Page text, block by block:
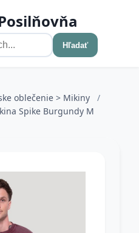
Hľadať
oblečenie > Mikiny
/
Spike Burgundy M